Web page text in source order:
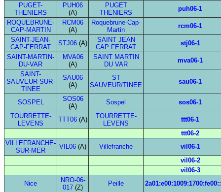
PUGET-
THENIERS
PUH06
(A)
PUGET
THENIERS
puh06-1
ROQUEBRUNE-
CAP-MARTIN
RCM06
(A)
Roquebrune-Cap-
Martin
rcm06-1
SAINT-JEAN-
CAP-FERRAT
STJ06 (A)
SAINT JEAN
CAP FERRAT
stj06-1
SAINT-MARTIN-
DU-VAR
MVA06
(A)
SAINT MARTIN
DU VAR
mva06-1
SAINT-
SAUVEUR-SUR-
TINEE
SAU06
(A)
ST
SAUVEUR/TINEE
sau06-1
SOSPEL
SOS06
(A)
Sospel
sos06-1
TOURRETTE-
LEVENS
TTT06 (A)
TOURRETTE-
LEVENS
ttt06-1
ttt06-2
VILLEFRANCHE-
SUR-MER
VIL06 (A) Villefranche
vil06-1
vil06-2
vil06-3
Nice
NRO-06-
017 (Z)
Peille